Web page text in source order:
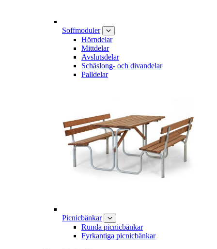
Soffmoduler
Hörndelar
Mittdelar
Avslutsdelar
Schäslong- och divandelar
Palldelar
Picnicbänkar
Runda picnicbänkar
Fyrkantiga picnicbänkar